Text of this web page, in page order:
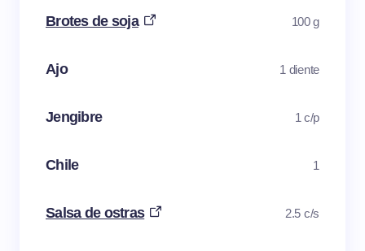
Brotes de soja 100 g
Ajo 1 diente
Jengibre 1 c/p
Chile 1
Salsa de ostras 2.5 c/s